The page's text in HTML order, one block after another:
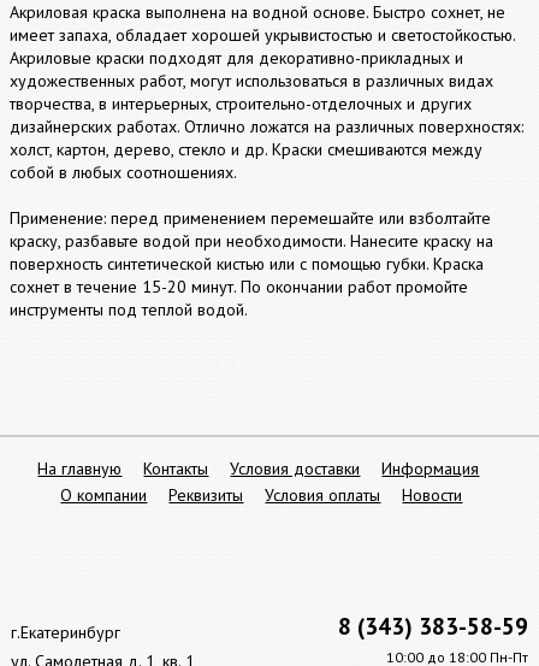
Акриловая краска выполнена на водной основе. Быстро сохнет, не
имеет запаха, обладает хорошей укрывистостью и светостойкостью.
Акриловые краски подходят для декоративно-прикладных и
художественных работ, могут использоваться в различных видах
творчества, в интерьерных, строительно-отделочных и других
дизайнерских работах. Отлично ложатся на различных поверхностях:
холст, картон, дерево, стекло и др. Краски смешиваются между
собой в любых соотношениях.
Применение: перед применением перемешайте или взболтайте
краску, разбавьте водой при необходимости. Нанесите краску на
поверхность синтетической кистью или с помощью губки. Краска
сохнет в течение 15-20 минут. По окончании работ промойте
инструменты под теплой водой.
8 (343) 383-58-59
10:00 до 18:00 Пн-Пт
г.Екатеринбург
ул. Самолетная д. 1, кв. 1
На главную Контакты Условия доставки
Информация
О компании
Реквизиты Условия оплаты Новости